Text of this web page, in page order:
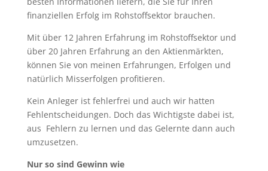
finanziellen Erfolg im Rohstoffsektor brauchen.
Mit über 12 Jahren Erfahrung im Rohstoffsektor und
über 20 Jahren Erfahrung an den Aktienmärkten,
können Sie von meinen Erfahrungen, Erfolgen und
natürlich Misserfolgen profitieren.
Kein Anleger ist fehlerfrei und auch wir hatten
Fehlentscheidungen. Doch das Wichtigste dabei ist,
aus Fehlern zu lernen und das Gelernte dann auch
umzusetzen.
Nur so sind Gewinn wie